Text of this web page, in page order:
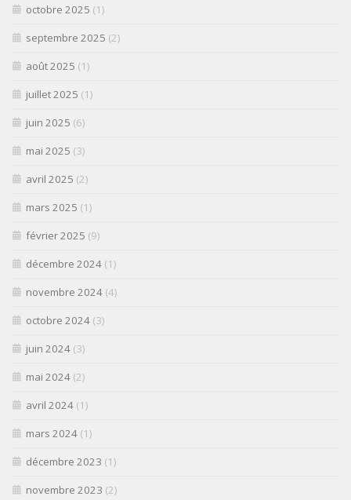
octobre 2025 (1)
septembre 2025 (2)
août 2025 (1)
juillet 2025 (1)
juin 2025 (6)
mai 2025 (3)
avril 2025 (2)
mars 2025 (1)
février 2025 (9)
décembre 2024 (1)
novembre 2024 (4)
octobre 2024 (3)
juin 2024 (3)
mai 2024 (2)
avril 2024 (1)
mars 2024 (1)
décembre 2023 (1)
novembre 2023 (2)